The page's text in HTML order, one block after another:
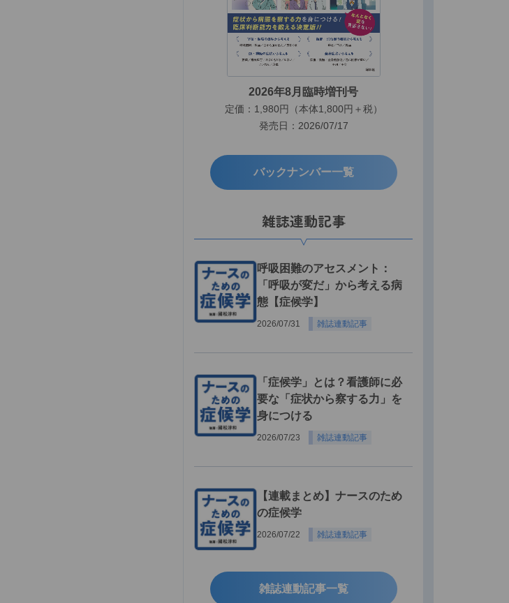
2026年8月臨時増刊号
定価：1,980円（本体1,800円＋税）
発売日：2026/07/17
バックナンバー一覧
雑誌連動記事
呼吸困難のアセスメント：
「呼吸が変だ」から考える病
態【症候学】
2026/07/31 雑誌連動記事
「症候学」とは？看護師に必
要な「症状から察する力」を
身につける
2026/07/23 雑誌連動記事
【連載まとめ】ナースのため
の症候学
2026/07/22 雑誌連動記事
雑誌連動記事一覧